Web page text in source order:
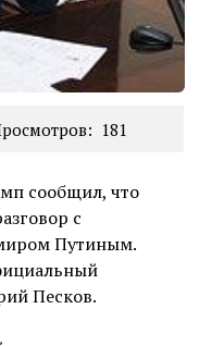
181
сообщил, что
с
Путиным.
Песков.